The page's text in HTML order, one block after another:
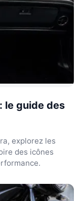
le guide des
explorez les
des icônes